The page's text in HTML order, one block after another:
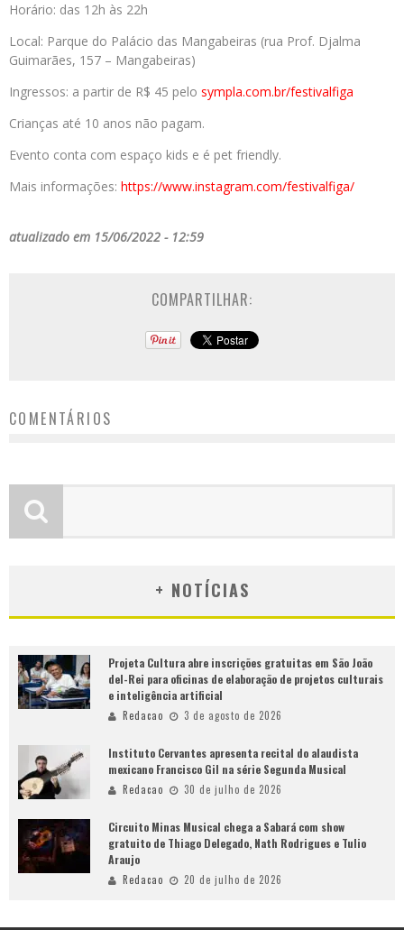
Horário: das 12h às 22h
Local: Parque do Palácio das Mangabeiras (rua Prof. Djalma
Guimarães, 157 – Mangabeiras)
Ingressos: a partir de R$ 45 pelo sympla.com.br/festivalfiga
Crianças até 10 anos não pagam.
Evento conta com espaço kids e é pet friendly.
Mais informações: https://www.instagram.com/festivalfiga/
atualizado em 15/06/2022 - 12:59
COMPARTILHAR:
COMENTÁRIOS
+ NOTÍCIAS
Projeta Cultura abre inscrições gratuitas em São João
del-Rei para oficinas de elaboração de projetos culturais
e inteligência artificial
Redacao 3 de agosto de 2026
Instituto Cervantes apresenta recital do alaudista
mexicano Francisco Gil na série Segunda Musical
Redacao 30 de julho de 2026
Circuito Minas Musical chega a Sabará com show
gratuito de Thiago Delegado, Nath Rodrigues e Tulio
Araujo
Redacao 20 de julho de 2026